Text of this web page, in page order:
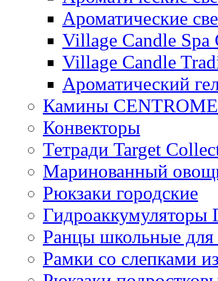
Ароматические
Village Candle Spa
Village Candle
Ароматический
Камины
Конвекторы
Тетради Target
Маринованный
Рюкзаки городские
Ранцы школьные
Рамки со слепками